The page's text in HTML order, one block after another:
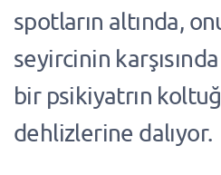
spotların altında,
seyircinin
bir psikiyatrın
dehlizlerine dalıyor.